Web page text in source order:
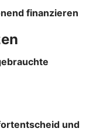
finanzieren
und